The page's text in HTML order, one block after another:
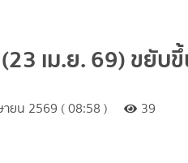
เม.ย. 69) ขยับ
ายน 2569 ( 08:58 ) 39